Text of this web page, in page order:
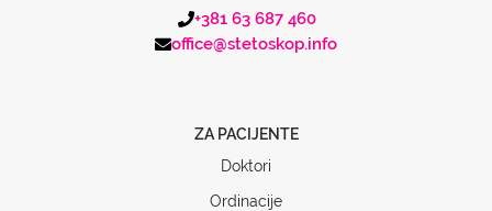
+381 63 687 460
office@stetoskop.info
ZA PACIJENTE
Doktori
Ordinacije